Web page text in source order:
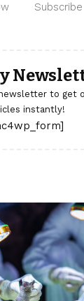
Subscribe
to get
instantly!